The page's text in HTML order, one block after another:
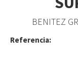
BENITEZ
Referencia: